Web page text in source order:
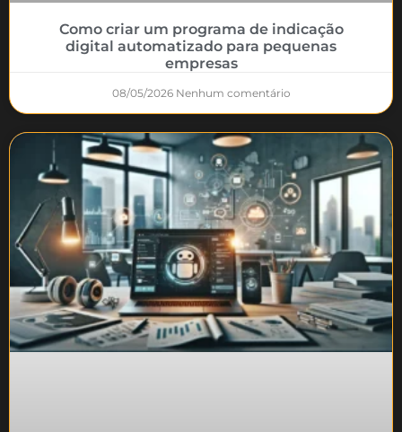
Como criar um programa de indicação
digital automatizado para pequenas
empresas
08/05/2026 Nenhum comentário